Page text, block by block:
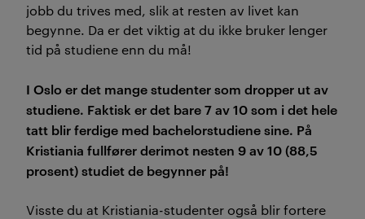
jobb du trives med, slik at resten av livet kan
begynne. Da er det viktig at du ikke bruker lenger
tid på studiene enn du må!
I Oslo er det mange studenter som dropper ut av
studiene. Faktisk er det bare 7 av 10 som i det hele
tatt blir ferdige med bachelorstudiene sine. På
Kristiania fullfører derimot nesten 9 av 10 (88,5
prosent) studiet de begynner på!
Visste du at Kristiania-studenter også blir fortere